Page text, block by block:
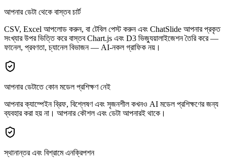
আপনার ডেটা থেকে বাস্তব চার্ট
CSV, Excel আপলোড করুন, বা টেবিল পেস্ট করুন এবং ChatSlide আপনার প্রকৃত
সংখ্যার উপর ভিত্তি করে বাস্তব Chart.js এবং D3 ভিজ্যুয়ালাইজেশন তৈরি করে —
ফানেল, প্রবণতা, চ্যানেল বিভাজন — AI-নকল গ্রাফিক নয়।
আপনার ডেটাতে কোন মডেল প্রশিক্ষণ নেই
আপনার ক্যাম্পেইন ব্রিফ, বিশ্লেষণ এবং সৃজনশীল কখনও AI মডেল প্রশিক্ষণের জন্য
ব্যবহার করা হয় না। আপনার কৌশল এবং ডেটা আপনারই থাকে।
স্থানান্তর এবং বিশ্রামে এনক্রিপশন